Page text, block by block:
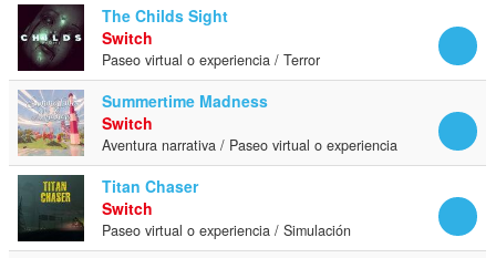
The Childs Sight
Switch
Paseo virtual o experiencia / Terror
Summertime Madness
Switch
Aventura narrativa / Paseo virtual o experiencia
Titan Chaser
Switch
Paseo virtual o experiencia / Simulación